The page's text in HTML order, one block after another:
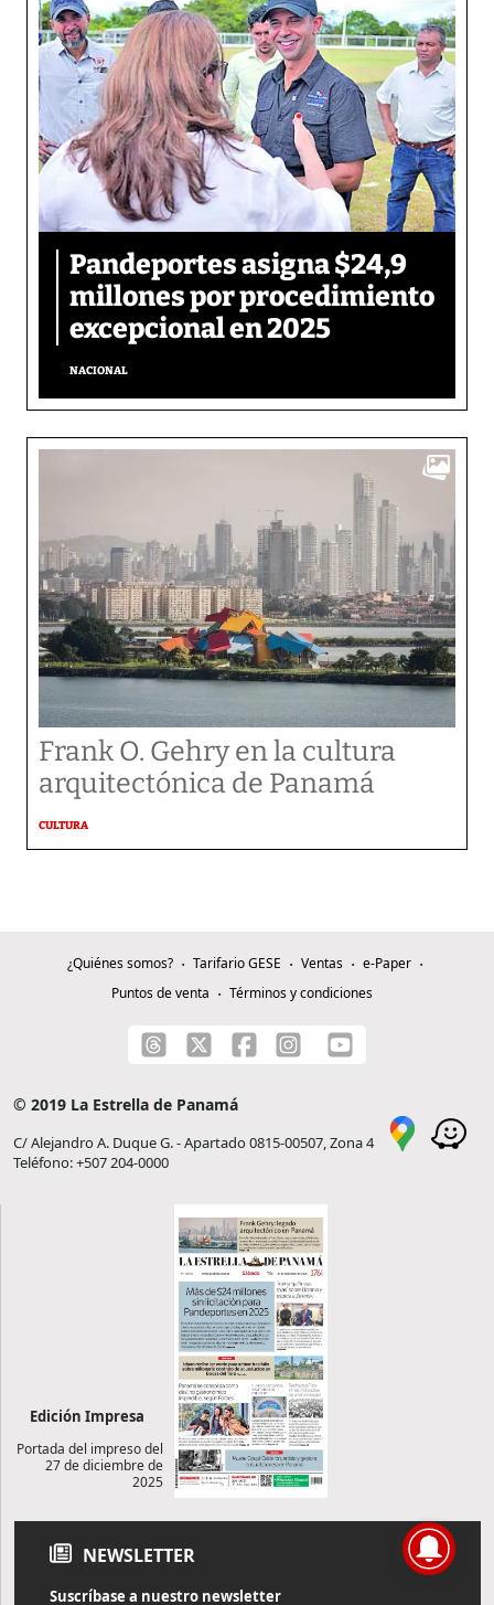
Pandeportes asigna $24,9
millones por procedimiento
excepcional en 2025
NACIONAL
Frank O. Gehry en la cultura
arquitectónica de Panamá
CULTURA
¿Quiénes somos? Tarifario GESE Ventas
e-Paper
Puntos de venta
Términos y condiciones
© 2019 La Estrella de Panamá
C/ Alejandro A. Duque G. - Apartado 0815-00507, Zona 4
Teléfono: +507 204-0000
Edición Impresa
Portada del impreso del
27 de diciembre de
2025
NEWSLETTER
Suscríbase a nuestro newsletter